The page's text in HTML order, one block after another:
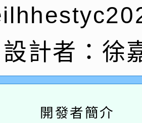
鼓勵退休同仁踴
結果公告(無人
動共學行動站研
理115年度閱讀
推動專業研習
能─人工智慧
素養講師名單
學年度第1次
設計者：徐
開發者簡介